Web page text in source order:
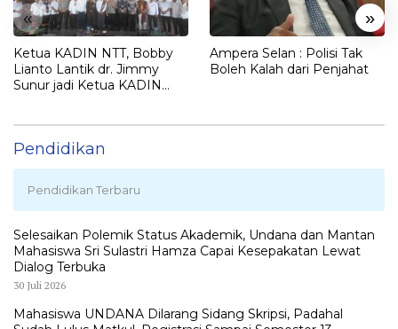
« »
Ketua KADIN NTT, Bobby
Lianto Lantik dr. Jimmy
Sunur jadi Ketua KADIN
Ampera Selan : Polisi Tak
Boleh Kalah dari Penjahat
Pendidikan
Pendidikan Terbaru
Selesaikan Polemik Status Akademik, Undana dan Mantan
Mahasiswa Sri Sulastri Hamza Capai Kesepakatan Lewat
Dialog Terbuka
30 Juli 2026
Mahasiswa UNDANA Dilarang Sidang Skripsi, Padahal